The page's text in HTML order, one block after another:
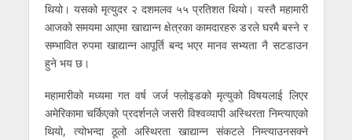
थियो। यसको मृत्युदर २ दशमलव ५५ प्रतिशत थियो। यस्तै महामारी
आजको समयमा आएमा खाद्यान्न क्षेत्रका कामदारहरु डरले घरमै बस्ने र
सम्भावित रुपमा खाद्यान्न आपूर्ति बन्द भएर मानव सभ्यता नै सटडाउन
हुने भय छ।
महामारीको मध्यमा गत वर्ष जर्ज फ्लोइडको मृत्युको विषयलाई लिएर
अमेरिकामा चर्किएको प्रदर्शनले जसरी विश्वव्यापी अस्थिरता निम्त्याएको
थियो, त्योभन्दा ठूलो अस्थिरता खाद्यान्न संकटले निम्त्याउनसक्ने